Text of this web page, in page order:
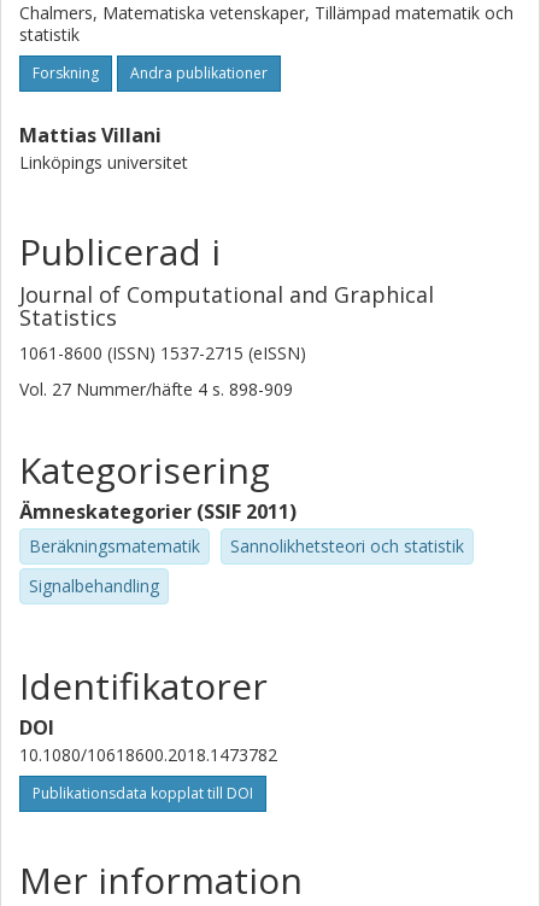
Chalmers, Matematiska vetenskaper, Tillämpad matematik och
statistik
Forskning Andra publikationer
Mattias Villani
Linköpings universitet
Publicerad i
Journal of Computational and Graphical
Statistics
1061-8600 (ISSN) 1537-2715 (eISSN)
Vol. 27 Nummer/häfte 4 s. 898-909
Kategorisering
Ämneskategorier (SSIF 2011)
Beräkningsmatematik
Sannolikhetsteori och statistik
Signalbehandling
Identifikatorer
DOI
10.1080/10618600.2018.1473782
Publikationsdata kopplat till DOI
Mer information